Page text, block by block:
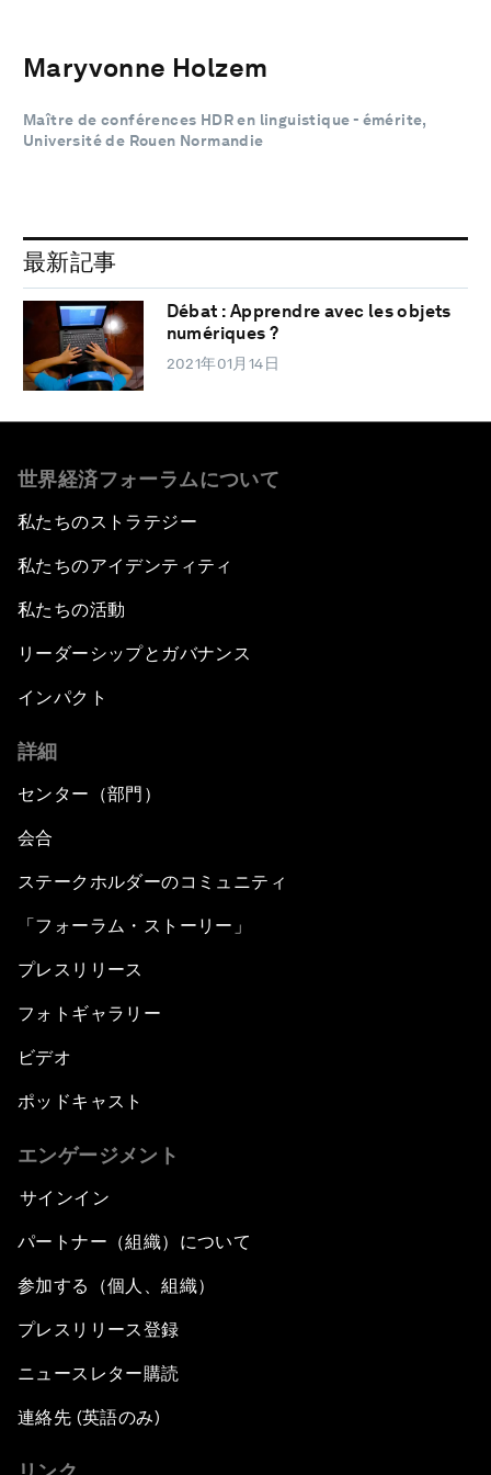
Maryvonne Holzem
Maître de conférences HDR en linguistique - émérite,
Université de Rouen Normandie
最新記事
Débat : Apprendre avec les objets
numériques ?
2021年01月14日
世界経済フォーラムについて
私たちのストラテジー
私たちのアイデンティティ
私たちの活動
リーダーシップとガバナンス
インパクト
詳細
センター（部門）
会合
ステークホルダーのコミュニティ
「フォーラム・ストーリー」
プレスリリース
フォトギャラリー
ビデオ
ポッドキャスト
エンゲージメント
サインイン
パートナー（組織）について
参加する（個人、組織）
プレスリリース登録
ニュースレター購読
連絡先 (英語のみ)